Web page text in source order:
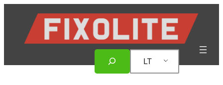
turinio
LT